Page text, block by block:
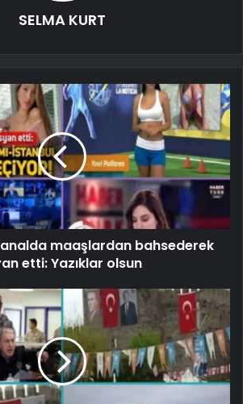
SELMA KURT
maaşlardan bahsederek
etti: Yazıklar olsun